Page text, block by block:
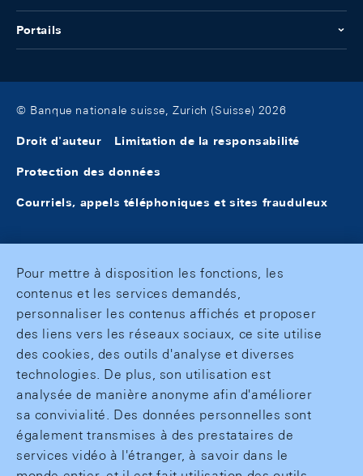
Portails
© Banque nationale suisse, Zurich (Suisse) 2026
Droit d'auteur Limitation de la responsabilité
Protection des données
Courriels, appels téléphoniques et sites frauduleux
Pour mettre à disposition les fonctions, les
contenus et les services demandés,
personnaliser les contenus affichés et proposer
des liens vers les réseaux sociaux, ce site utilise
des cookies, des outils d'analyse et diverses
technologies. De plus, son utilisation est
analysée de manière anonyme afin d'améliorer
sa convivialité. Des données personnelles sont
également transmises à des prestataires de
services vidéo à l'étranger, à savoir dans le